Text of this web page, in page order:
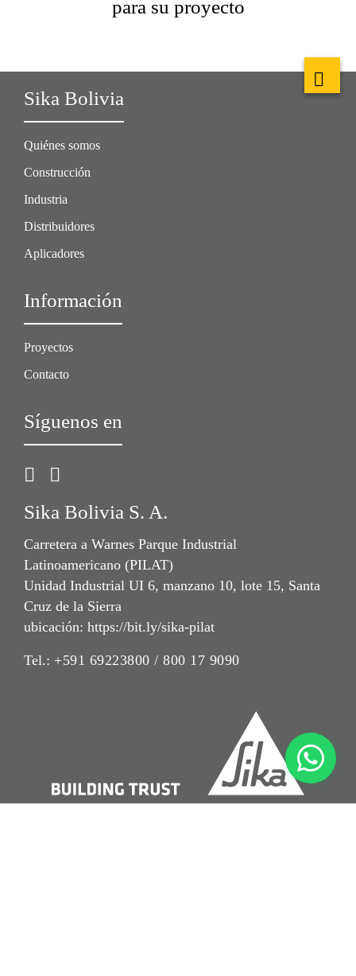
para su proyecto
Sika Bolivia
Quiénes somos
Construcción
Industria
Distribuidores
Aplicadores
Información
Proyectos
Contacto
Síguenos en
Sika Bolivia S. A.
Carretera a Warnes Parque Industrial
Latinoamericano (PILAT)
Unidad Industrial UI 6, manzano 10, lote 15, Santa
Cruz de la Sierra
ubicación: https://bit.ly/sika-pilat
Tel.: +591 69223800 / 800 17 9090